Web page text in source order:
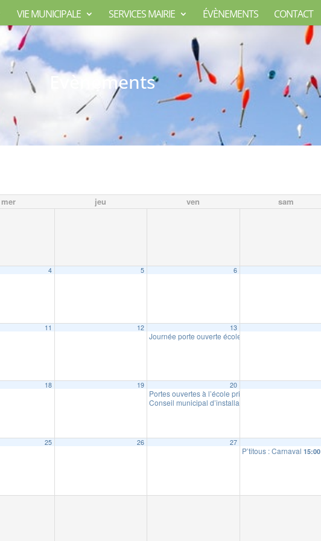
VIE MUNICIPALE SERVICES MAIRIE ÉVÈNEMENTS CONTACT
Evènements
mer jeu ven sam
4 5 6
11 12 13
Journée porte ouverte école publique Anne Sylvestre
18 19 20
Portes ouvertes à l’école privée Sainte Famille
Conseil municipal d’installation
25 26 27
P’titous : Carnaval15:00